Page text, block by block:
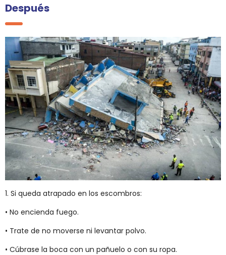
Después
1. Si queda atrapado en los escombros:
• No encienda fuego.
• Trate de no moverse ni levantar polvo.
• Cúbrase la boca con un pañuelo o con su ropa.